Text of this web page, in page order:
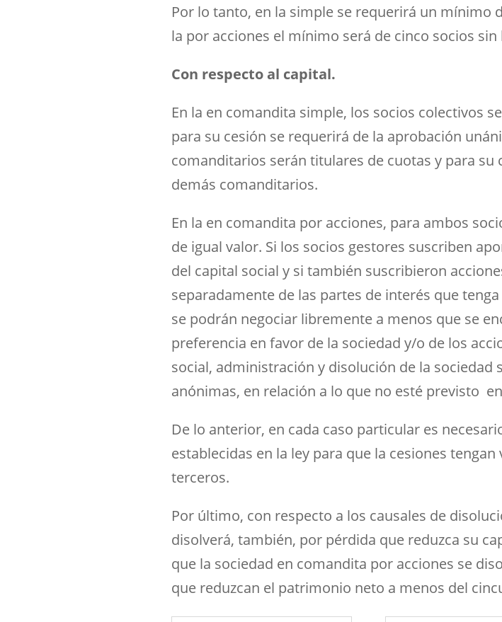
Por lo tanto, en la simple se requerirá un mínimo
la por acciones el mínimo será de cinco socios
Con respecto al capital.
En la en comandita simple, los socios colectivos
para su cesión se requerirá de la aprobación
comanditarios serán titulares de cuotas y para
demás comanditarios.
En la en comandita por acciones, para ambos
de igual valor. Si los socios gestores suscriben
del capital social y si también suscribieron
separadamente de las partes de interés que
se podrán negociar libremente a menos que se
preferencia en favor de la sociedad y/o de los
social, administración y disolución de la sociedad
anónimas, en relación a lo que no esté previsto
De lo anterior, en cada caso particular es
establecidas en la ley para que la cesiones
terceros.
Por último, con respecto a los causales de
disolverá, también, por pérdida que reduzca su
que la sociedad en comandita por acciones se
que reduzcan el patrimonio neto a menos del